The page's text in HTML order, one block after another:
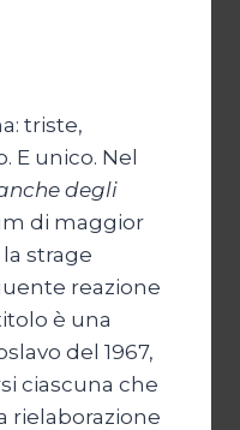
triste,
E unico. Nel
degli
di maggior
strage
reazione
è una
del 1967,
ciascuna che
rielaborazione